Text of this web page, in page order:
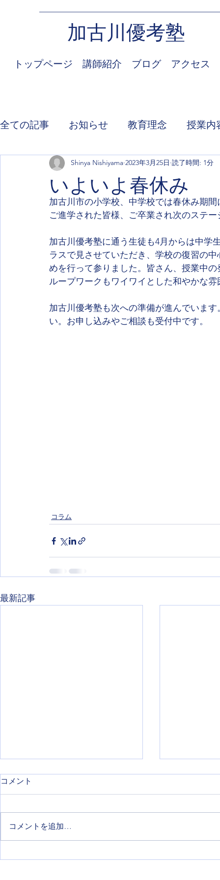
加古川優考塾
トップページ 講師紹介 ブログ アクセス
全ての記事 お知らせ 教育理念 授業内
いよいよ春休み
Shinya Nishiyama 2023年3月25日 読了時間: 1分
加古川市の小学校、中学校では春休み期
ご進学された皆様、ご卒業され次のステ
加古川優考塾に通う生徒も4月からは中学
ラスで見させていただき、学校の復習の
めを行って参りました。皆さん、授業中
ループワークもワイワイとした和やかな
加古川優考塾も次への準備が進んでいま
い。お申し込みやご相談も受付中です。
コラム
最新記事
5教科の点数より先に「これ
進学、進級
コメント
コメントを追加…